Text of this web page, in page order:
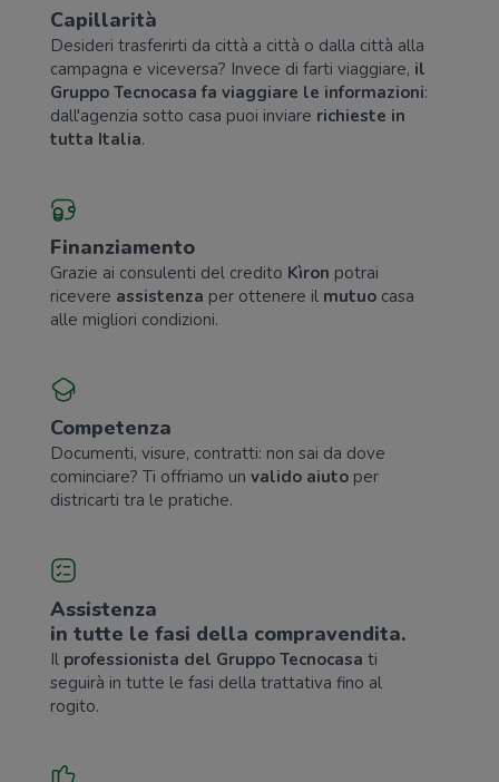
Capillarità
Desideri trasferirti da città a città o dalla città alla
campagna e viceversa? Invece di farti viaggiare, il
Gruppo Tecnocasa fa viaggiare le informazioni:
dall'agenzia sotto casa puoi inviare richieste in
tutta Italia.
Finanziamento
Grazie ai consulenti del credito Kìron potrai
ricevere assistenza per ottenere il mutuo casa
alle migliori condizioni.
Competenza
Documenti, visure, contratti: non sai da dove
cominciare? Ti offriamo un valido aiuto per
districarti tra le pratiche.
Assistenza
in tutte le fasi della compravendita.
Il professionista del Gruppo Tecnocasa ti
seguirà in tutte le fasi della trattativa fino al
rogito.